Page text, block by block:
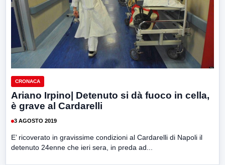
CRONACA
Ariano Irpino| Detenuto si dà fuoco in cella,
è grave al Cardarelli
3 AGOSTO 2019
E’ ricoverato in gravissime condizioni al Cardarelli di Napoli il
detenuto 24enne che ieri sera, in preda ad...